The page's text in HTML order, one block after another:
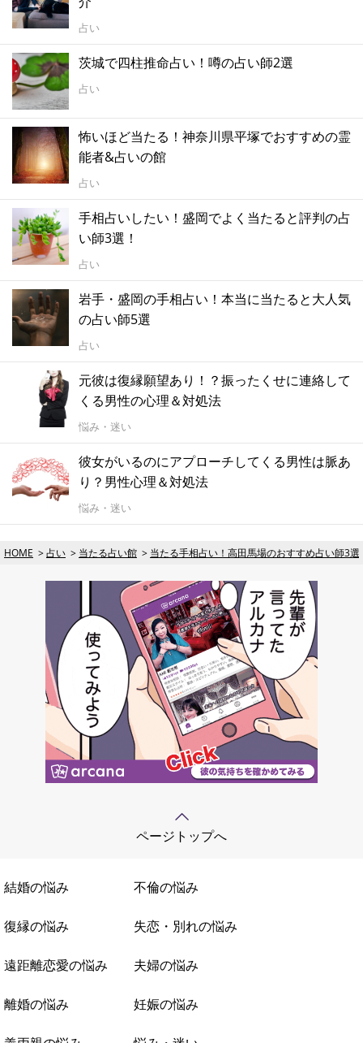
占い
茨城で四柱推命占い！噂の占い師2選
占い
怖いほど当たる！神奈川県平塚でおすすめの霊
能者&占いの館
占い
手相占いしたい！盛岡でよく当たると評判の占
い師3選！
占い
岩手・盛岡の手相占い！本当に当たると大人気
の占い師5選
占い
元彼は復縁願望あり！？振ったくせに連絡して
くる男性の心理＆対処法
悩み・迷い
彼女がいるのにアプローチしてくる男性は脈あ
り？男性心理＆対処法
悩み・迷い
HOME 占い 当たる占い館 当たる手相占い！高田馬場のおすすめ占い師3選
ページトップへ
結婚の悩み 不倫の悩み
復縁の悩み 失恋・別れの悩み
遠距離恋愛の悩み 夫婦の悩み
離婚の悩み 妊娠の悩み